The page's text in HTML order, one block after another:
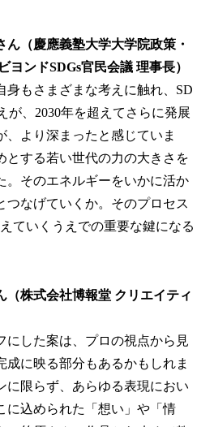
（慶應義塾大学大学院政策・
ヨンドSDGs官民会議 理事長）
身もさまざまな考えに触れ、SD
が、2030年を超えてさらに発展
、より深まったと感じていま
とする若い世代の力の大きさを
。そのエネルギーをいかに活か
つなげていくか。そのプロセス
ていくうえでの重要な鍵になる
（株式会社博報堂 クリエイティ
にした案は、プロの視点から見
成に映る部分もあるかもしれま
に限らず、あらゆる表現におい
に込められた「想い」や「情